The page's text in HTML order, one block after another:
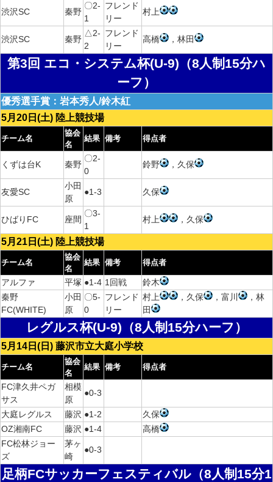
渋沢SC 秦野
〇2-
1
フレンド
リー
村上
渋沢SC 秦野
△2-
2
フレンド
リー
高橋 ，林田
第3回 エコ・システム杯(U-9)（8人制15分ハ
ーフ）
優秀選手賞：岩本秀人/鈴木紅
5月20日(土) 陸上競技場
チーム名
協会
名
結果 備考 得点者
くずは台K 秦野
〇2-
0
鈴野 ，久保
友愛SC
小田
原
●1-3 久保
ひばりFC 座間
〇3-
1
村上 ，久保
5月21日(土) 陸上競技場
チーム名
協会
名
結果 備考 得点者
アルファ 平塚 ●1-4 1回戦
鈴木
秦野
FC(WHITE)
小田
原
〇5-
0
フレンド
リー
村上 ，久保 ，富川
，林
田
レグルス杯(U-9)（8人制15分ハーフ）
5月14日(日) 藤沢市立大庭小学校
チーム名
協会
名
結果 備考 得点者
FC津久井ペガ
サス
相模
原
●0-3
大庭レグルス 藤沢 ●1-2
久保
OZ湘南FC
藤沢 ●1-4
高橋
FC松林ジョー
ズ
茅ヶ
崎
●0-3
足柄FCサッカーフェスティバル（8人制15分1